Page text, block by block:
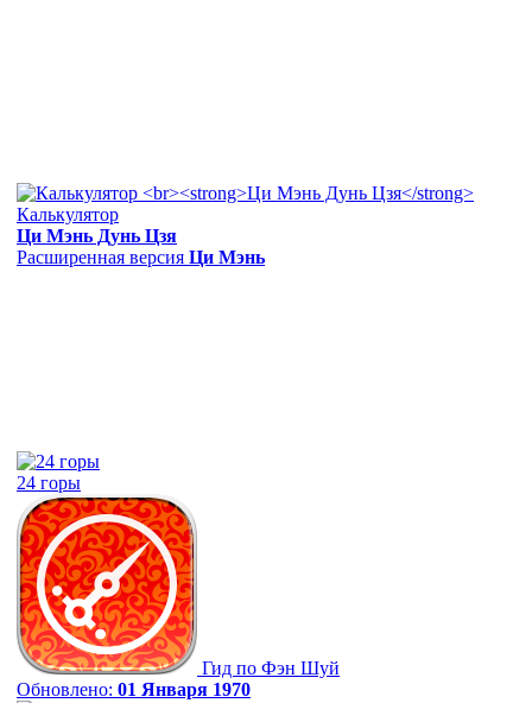
Калькулятор
Ци Мэнь Дунь Цзя
Расширенная версия Ци Мэнь
24 горы
Гид по Фэн Шуй
Обновлено: 01 Января 1970